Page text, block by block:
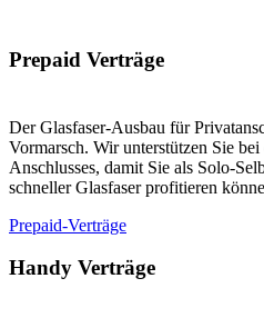
Prepaid Verträge
Der Glasfaser-Ausbau für
Vormarsch. Wir unterstützen Sie
Anschlusses, damit Sie als Solo-
schneller Glasfaser profitieren
Prepaid-Verträge
Handy Verträge